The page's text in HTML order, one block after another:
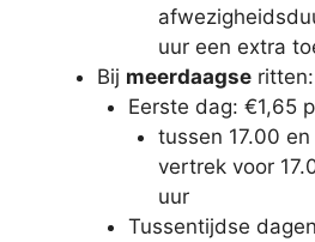
uur een extra
Bij meerdaagse ritten:
Eerste dag: €1,65
tussen 17.00
vertrek voor
uur
Tussentijdse